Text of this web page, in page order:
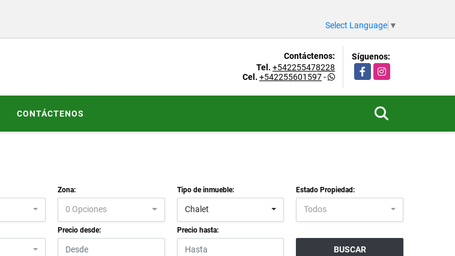
Select Language ▼
Contáctenos:
Tel. +542255478228
Cel. +542255601597-
Síguenos:
FacebookInstagram
CONTÁCTENOS
Zona:
0 Opciones
Tipo de inmueble:
Chalet
Estado Propiedad:
Todos
Precio desde: Precio hasta:
BUSCAR